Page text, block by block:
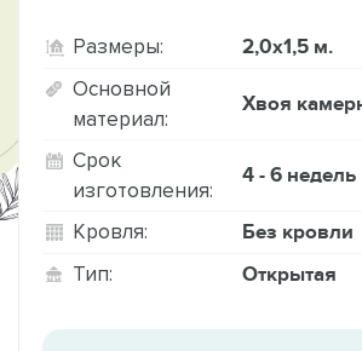
Размеры: 2,0х1,5 м.
Основной
материал:
Хвоя
Срок
изготовления:
4 - 6 недель
Кровля: Без кровли
Тип: Открытая